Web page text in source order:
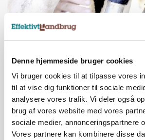
Denne hjemmeside bruger cookies
Vi bruger cookies til at tilpasse vores
til at vise dig funktioner til sociale
analysere vores trafik. Vi deler også
brug af vores website med vores
sociale medier, annonceringspartnere
Vores partnere kan kombinere disse
MARKED
Russisk mælkepris dykker 23